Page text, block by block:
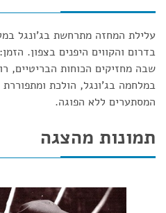
עלילת המחזה מתרחשת בג'ונגל
שבה מחזיקים הכוחות הבריטיים,
במלחמה בג'ונגל, הולכת ומתפוררת
המסתערים ללא הפוגה.
תמונות מהצגה